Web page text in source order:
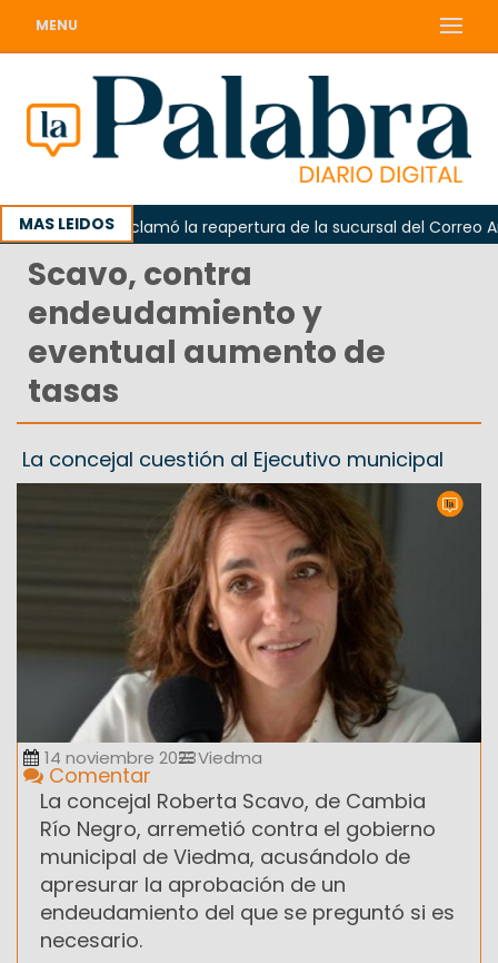
MENU
MAS LEIDOS
Odarda reclamó la reapertura de la sucursal del Correo
Scavo, contra
endeudamiento y
eventual aumento de
tasas
La concejal cuestión al Ejecutivo municipal
14 noviembre 2023Viedma
Comentar
La concejal Roberta Scavo, de Cambia
Río Negro, arremetió contra el gobierno
municipal de Viedma, acusándolo de
apresurar la aprobación de un
endeudamiento del que se preguntó si es
necesario.